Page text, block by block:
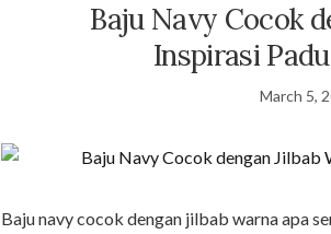
Baju Navy Cocok
Inspirasi
March 5,
Baju navy cocok dengan jilbab warna apa